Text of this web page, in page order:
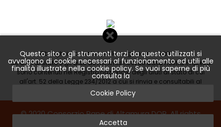
Questo sito o gli strumenti terzi da questo utilizzati si
avvalgono di cookie necessari al funzionamento ed utili alle
finalità illustrate nella cookie policy. Se vuoi saperne di più
consulta la
Cookie Policy
Accetta
Obblighi informativi per le erogazioni pubbliche
Gli aiuti di stato e gli aiuti de minimis ricevuti dalla nostra impresa
sono contenuti nel Registro nazionale degli aiuti di stato di cui
all'art. 52 della Legge 234/2012 a cui si rinvia e consultabili al
seguente link
© 2020 Consorzio Pane di Altamura DOP. All rights